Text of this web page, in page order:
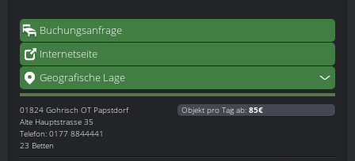
Buchungsanfrage
Internetseite
Geografische Lage
01824 Gohrisch OT Papstdorf
Alte Hauptstrasse 35
Telefon: 0177 8844441
23 Betten
Objekt pro Tag ab: 85€